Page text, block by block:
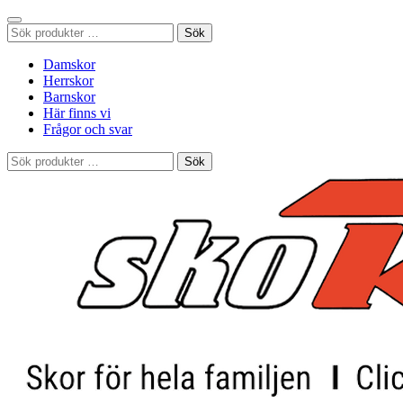
Sök
efter:
Sök
Damskor
Herrskor
Barnskor
Här finns vi
Frågor och svar
Sök
efter:
Sök